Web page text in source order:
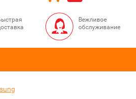
Вежливое
обслуживание